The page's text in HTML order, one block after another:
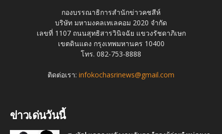
กองบรรณาธิการสำนักข่าวคชสีห์
บริษัท มหามงคลเทเลคอม 2020 จำกัด
เลขที่ 1107 ถนนสุทธิสารวินิจฉัย แขวงรัชดาภิเษก
เขตดินแดง กรุงเทพมหานคร 10400
โทร. 082-753-8888
ติดต่อเรา: infokochasrinews@gmail.com
ข่าวเด่นวันนี้